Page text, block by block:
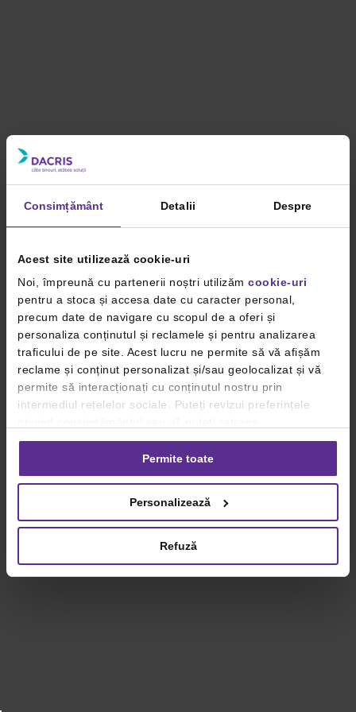
Consimțământ Detalii Despre
Acest site utilizează cookie-uri
Noi, împreună cu partenerii noștri utilizăm cookie-uri
pentru a stoca și accesa date cu caracter personal,
precum date de navigare cu scopul de a oferi și
personaliza conținutul și reclamele și pentru analizarea
traficului de pe site. Acest lucru ne permite să vă afișăm
reclame și conținut personalizat și/sau geolocalizat și vă
permite să interacționați cu conținutul nostru prin
intermediul rețelelor sociale. Puteți revizui preferințele
consimțământul oricând, făcând click pe linkul către
setările dvs. de cookie-uri.
privind utilizarea modulelor cookie.Detalii
Permite toate
Personalizează
Refuză